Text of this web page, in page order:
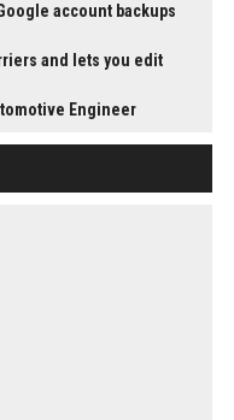
account backups
and lets you edit
Engineer